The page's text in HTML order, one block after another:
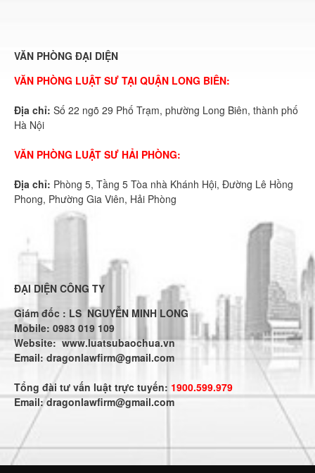
VĂN PHÒNG ĐẠI DIỆN
VĂN PHÒNG LUẬT SƯ TẠI QUẬN LONG BIÊN:
Địa chỉ: Số 22 ngõ 29 Phố Trạm, phường Long Biên, thành phố
Hà Nội
VĂN PHÒNG LUẬT SƯ HẢI PHÒNG:
Địa chỉ: Phòng 5, Tầng 5 Tòa nhà Khánh Hội, Đường Lê Hồng
Phong, Phường Gia Viên, Hải Phòng
ĐẠI DIỆN CÔNG TY
Giám đốc : LS NGUYỄN MINH LONG
Mobile: 0983 019 109
Website:www.luatsubaochua.vn
Email: dragonlawfirm@gmail.com
Tổng đài tư vấn luật trực tuyến: 1900.599.979
Email:dragonlawfirm@gmail.com